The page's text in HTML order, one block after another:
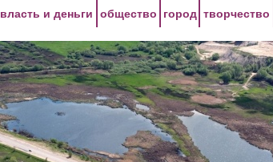
власть и деньги общество город творчество